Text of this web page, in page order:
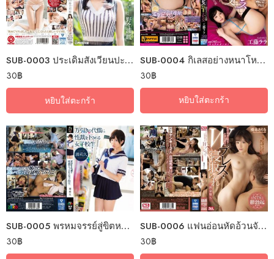
SUB-0003 ประเดิมสังเวียนปะทะเซียนเสมอหู
30฿
หยิบใส่ตะกร้า
SUB-0004 กิเลสอย่างหนาโหยหาแกงแบง
30฿
หยิบใส่ตะกร้า
SUB-0005 พรหมจรรย์สู่ขิตหนูผิดไปแล้ว
30฿
SUB-0006 แฟนอ่อนหัดอ้วนจัดคูณสอ
30฿